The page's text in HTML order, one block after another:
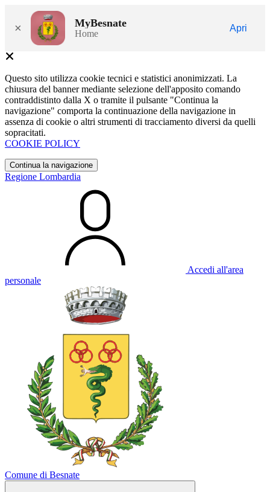
× MyBesnate
Home
Apri
Questo sito utilizza cookie tecnici e statistici anonimizzati. La
chiusura del banner mediante selezione dell'apposito comando
contraddistinto dalla X o tramite il pulsante "Continua la
navigazione" comporta la continuazione della navigazione in
assenza di cookie o altri strumenti di tracciamento diversi da quelli
sopracitati.
COOKIE POLICY
Continua la navigazione
Regione Lombardia
Accedi all'area
personale
Comune di Besnate